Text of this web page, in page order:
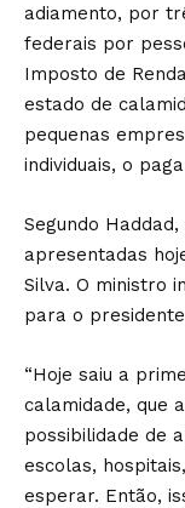
adiamento, por
federais por
Imposto de
estado de
pequenas
individuais, o
Segundo
apresentadas
Silva. O ministro
para o
“Hoje saiu a
calamidade, que
possibilidade de
escolas,
esperar. Então,